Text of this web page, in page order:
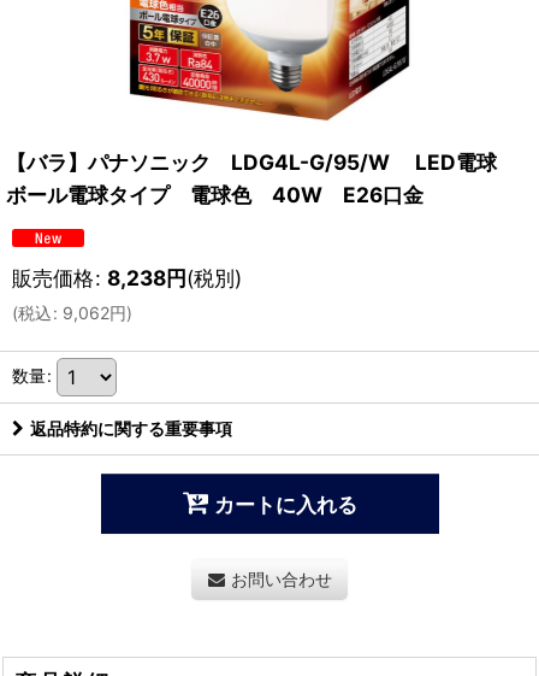
【バラ】パナソニック LDG4L-G/95/W LED電球
ボール電球タイプ 電球色 40W E26口金
販売価格: 8,238円(税別)
(税込: 9,062円)
数量:
返品特約に関する重要事項
カートに入れる
お問い合わせ